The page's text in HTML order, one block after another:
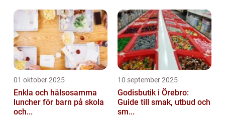
01 oktober 2025
Enkla och hälsosamma
luncher för barn på skola
och...
10 september 2025
Godisbutik i Örebro:
Guide till smak, utbud och
sm...